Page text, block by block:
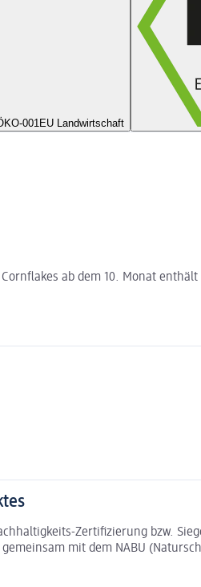
001 EU Landwirtschaft
ab dem 10. Monat
Zertifizierung bzw.
mit dem NABU